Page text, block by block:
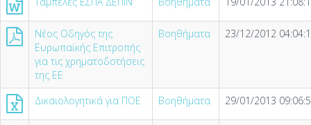
Νέος Οδηγός της
Ευρωπαϊκής Επιτροπής
για τις χρηματοδοτήσεις
της ΕΕ
Βοηθήματα 23/12/2012
Δικαιολογητικά για ΠΟΕ Βοηθήματα 29/01/2013